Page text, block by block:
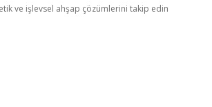
ve işlevsel ahşap çözümlerini takip edin